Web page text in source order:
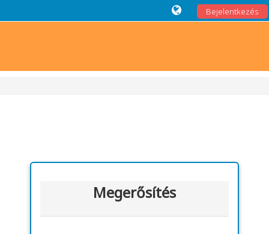
Bejelentkezés
Megerősítés